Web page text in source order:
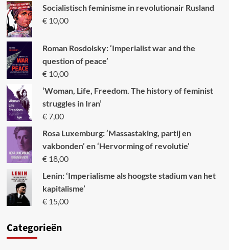
Socialistisch feminisme in revolutionair Rusland
€10,00
Roman Rosdolsky: ‘Imperialist war and the
question of peace’
€10,00
‘Woman, Life, Freedom. The history of feminist
struggles in Iran’
€7,00
Rosa Luxemburg: ‘Massastaking, partij en
vakbonden’ en ‘Hervorming of revolutie’
€18,00
Lenin: ‘Imperialisme als hoogste stadium van het
kapitalisme’
€15,00
Categorieën